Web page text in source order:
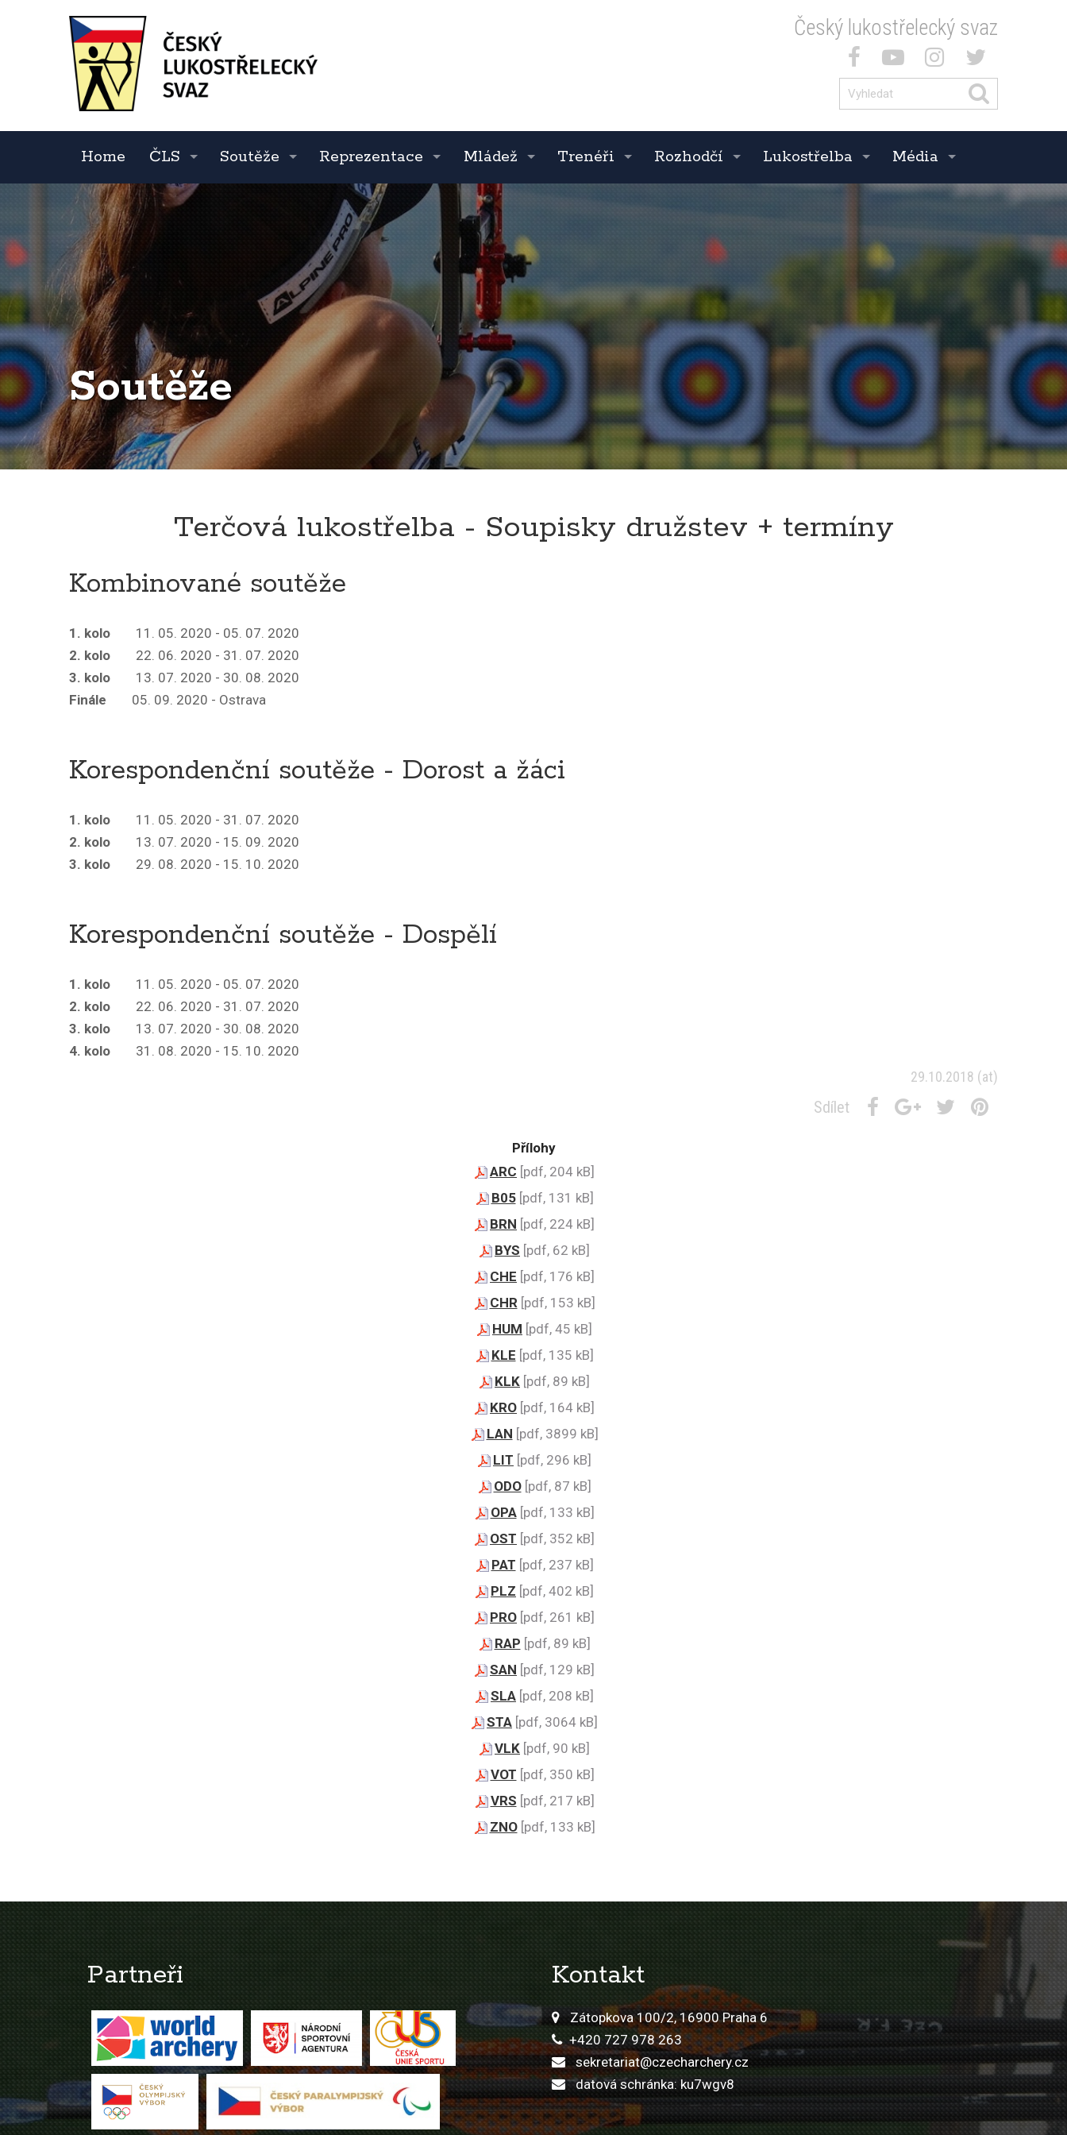
Český lukostřelecký svaz
Home ČLS Soutěže Reprezentace Mládež Trenéři Rozhodčí Lukostřelba Média
Soutěže
Terčová lukostřelba - Soupisky družstev + termíny
Kombinované soutěže
1. kolo 11. 05. 2020 - 05. 07. 2020
2. kolo 22. 06. 2020 - 31. 07. 2020
3. kolo 13. 07. 2020 - 30. 08. 2020
Finále 05. 09. 2020 - Ostrava
Korespondenční soutěže - Dorost a žáci
1. kolo 11. 05. 2020 - 31. 07. 2020
2. kolo 13. 07. 2020 - 15. 09. 2020
3. kolo 29. 08. 2020 - 15. 10. 2020
Korespondenční soutěže - Dospělí
1. kolo 11. 05. 2020 - 05. 07. 2020
2. kolo 22. 06. 2020 - 31. 07. 2020
3. kolo 13. 07. 2020 - 30. 08. 2020
4. kolo 31. 08. 2020 - 15. 10. 2020
29.10.2018 (at)
Sdílet
Přílohy
ARC [pdf, 204 kB]
B05[pdf, 131 kB]
BRN [pdf, 224 kB]
BYS [pdf, 62 kB]
CHE [pdf, 176 kB]
CHR [pdf, 153 kB]
HUM [pdf, 45 kB]
KLE [pdf, 135 kB]
KLK [pdf, 89 kB]
KRO [pdf, 164 kB]
LAN [pdf, 3899 kB]
LIT [pdf, 296 kB]
ODO[pdf, 87 kB]
OPA[pdf, 133 kB]
OST [pdf, 352 kB]
PAT [pdf, 237 kB]
PLZ [pdf, 402 kB]
PRO [pdf, 261 kB]
RAP [pdf, 89 kB]
SAN [pdf, 129 kB]
SLA [pdf, 208 kB]
STA [pdf, 3064 kB]
VLK [pdf, 90 kB]
VOT [pdf, 350 kB]
VRS [pdf, 217 kB]
ZNO[pdf, 133 kB]
Partneři Kontakt
Zátopkova 100/2, 16900 Praha 6
+420 727 978 263
sekretariat@czecharchery.cz
datová schránka: ku7wgv8